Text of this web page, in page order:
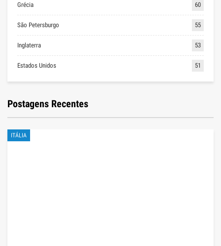
Grécia 60
São Petersburgo 55
Inglaterra 53
Estados Unidos 51
Postagens Recentes
ITÁLIA